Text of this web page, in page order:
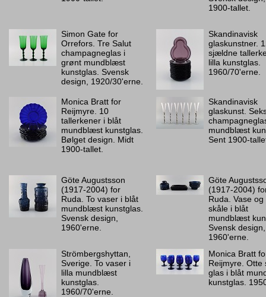
1900-tallet.
Simon Gate for
Orrefors. Tre Salut
champagneglas i
grønt mundblæst
kunstglas. Svensk
design, 1920/30'erne.
Skandinavisk
glaskunstner.
sjældne
lilla kunstglas.
1960/70'erne.
Monica Bratt for
Reijmyre. 10
tallerkener i blåt
mundblæst kunstglas.
Bølget design. Midt
1900-tallet.
Skandinavisk
glaskunst.
mundblæst
Sent 1900-
Göte Augustsson
(1917-2004) for
Ruda. To vaser i blåt
mundblæst kunstglas.
Svensk design,
1960'erne.
Göte
(1917-2004)
Ruda. Vase og
skåle i blåt
mundblæst
Svensk design,
1960'erne.
Strömbergshyttan,
Sverige. To vaser i
lilla mundblæst
kunstglas.
1960/70'erne.
Monica Bratt
Reijmyre. Otte
glas i blåt
kunstglas.